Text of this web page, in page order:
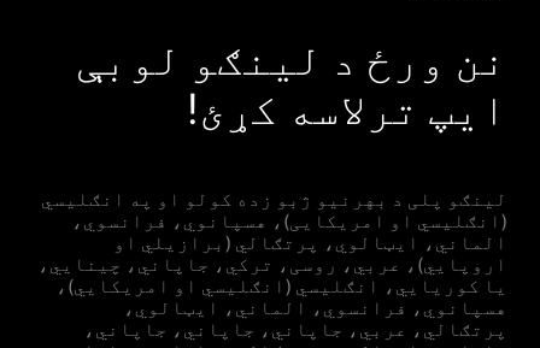
نن ورځ د لینګو لوبې
ایپ ترلاسه کړئ!
لینګو پلی د بهرنیو ژبو زده کولو او په انګلیسي
(انګلیسي او امریکایی)، هسپانوي، فرانسوي،
الماني، ایټالوي، پرتګالي (برازیلي او
اروپايي)، عربي، روسی، ترکي، جاپاني، چینایي،
یا کوریايي، انګلیسي (انګلیسي او امریکایي)،
هسپانوي، فرانسوي، الماني، ایټالوي،
پرتګالي، عربي، جاپاني، جاپاني، جاپاني،